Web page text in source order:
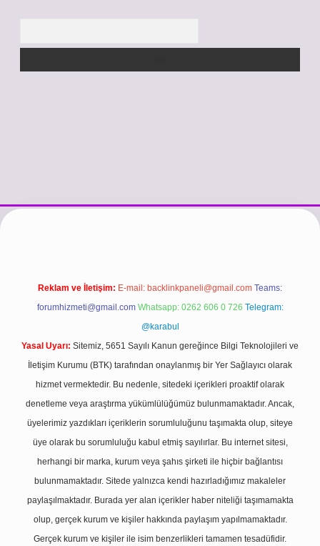
www.betexper.xyz/betci.cobetci girişhiltonbet güncel giriş
Reklam ve İletişim: E-mail: backlinkpaneli@gmail.com Teams:
forumhizmeti@gmail.com Whatsapp: 0262 606 0 726 Telegram:
@karabul
Yasal Uyarı: Sitemiz, 5651 Sayılı Kanun gereğince Bilgi Teknolojileri ve
İletişim Kurumu (BTK) tarafından onaylanmış bir Yer Sağlayıcı olarak
hizmet vermektedir. Bu nedenle, sitedeki içerikleri proaktif olarak
denetleme veya araştırma yükümlülüğümüz bulunmamaktadır. Ancak,
üyelerimiz yazdıkları içeriklerin sorumluluğunu taşımakta olup, siteye
üye olarak bu sorumluluğu kabul etmiş sayılırlar. Bu internet sitesi,
herhangi bir marka, kurum veya şahıs şirketi ile hiçbir bağlantısı
bulunmamaktadır. Sitede yalnızca kendi hazırladığımız makaleler
paylaşılmaktadır. Burada yer alan içerikler haber niteliği taşımamakta
olup, gerçek kurum ve kişiler hakkında paylaşım yapılmamaktadır.
Gerçek kurum ve kişiler ile isim benzerlikleri tamamen tesadüfidir.